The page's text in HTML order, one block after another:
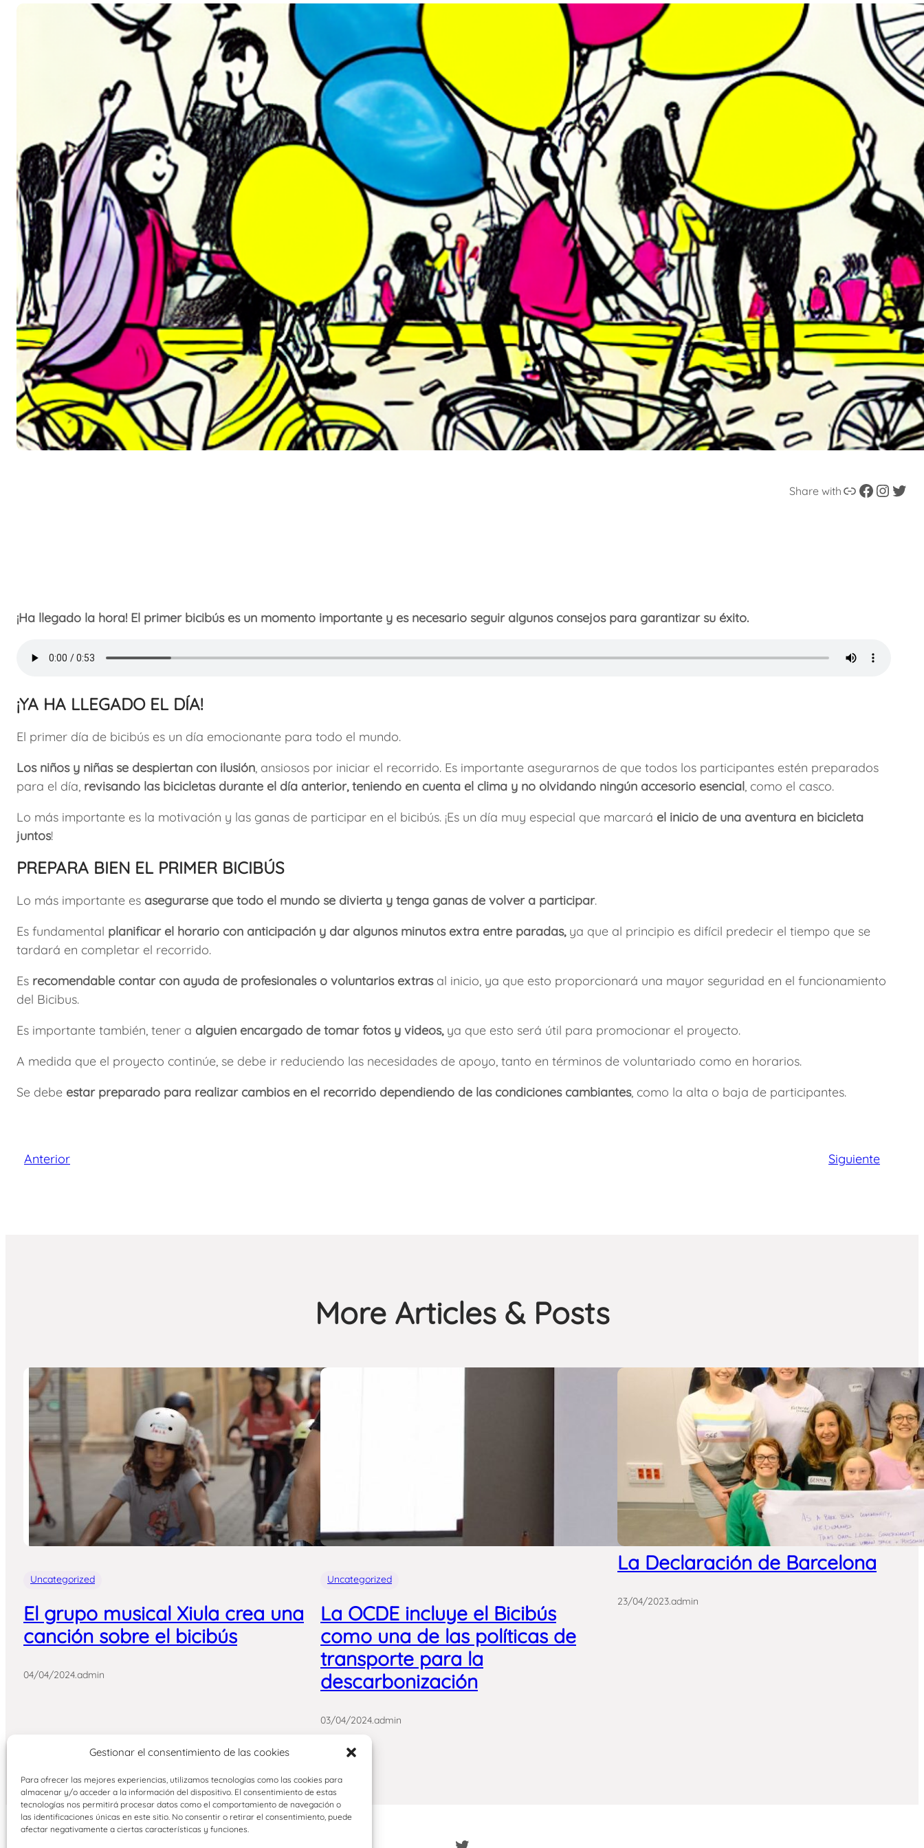
Gestionar el consentimiento de las cookies
Para ofrecer las mejores experiencias, utilizamos tecnologías como las cookies para
almacenar y/o acceder a la información del dispositivo. El consentimiento de estas
tecnologías nos permitirá procesar datos como el comportamiento de navegación o
las identificaciones únicas en este sitio. No consentir o retirar el consentimiento, puede
afectar negativamente a ciertas características y funciones.
Share with Enlace Facebook Instagram Twitter
¡Ha llegado la hora! El primer bicibús es un momento importante y es necesario seguir algunos consejos para garantizar su éxito.
¡YA HA LLEGADO EL DÍA!
El primer día de bicibús es un día emocionante para todo el mundo.
Los niños y niñas se despiertan con ilusión, ansiosos por iniciar el recorrido. Es importante asegurarnos de que todos los participantes estén preparados
para el día, revisando las bicicletas durante el día anterior, teniendo en cuenta el clima y no olvidando ningún accesorio esencial, como el casco.
Lo más importante es la motivación y las ganas de participar en el bicibús. ¡Es un día muy especial que marcará el inicio de una aventura en bicicleta
juntos!
PREPARA BIEN EL PRIMER BICIBÚS
Lo más importante es asegurarse que todo el mundo se divierta y tenga ganas de volver a participar.
Es fundamental planificar el horario con anticipación y dar algunos minutos extra entre paradas,ya que al principio es difícil predecir el tiempo que se
tardará en completar el recorrido.
Es recomendable contar con ayuda de profesionales o voluntarios extrasal inicio, ya que esto proporcionará una mayor seguridad en el funcionamiento
del Bicibus.
Es importante también, tener a alguien encargado de tomar fotos y videos,ya que esto será útil para promocionar el proyecto.
A medida que el proyecto continúe, se debe ir reduciendo las necesidades de apoyo, tanto en términos de voluntariado como en horarios.
Se debe estar preparado para realizar cambios en el recorrido dependiendo de las condiciones cambiantes, como la alta o baja de participantes.
Anterior Siguiente
More Articles & Posts
Uncategorized
El grupo musical Xiula crea una
canción sobre el bicibús
04/04/2024.admin
Uncategorized
La OCDE incluye el Bicibús
como una de las políticas de
transporte para la
descarbonización
03/04/2024.admin
La Declaración de Barcelona
23/04/2023.admin